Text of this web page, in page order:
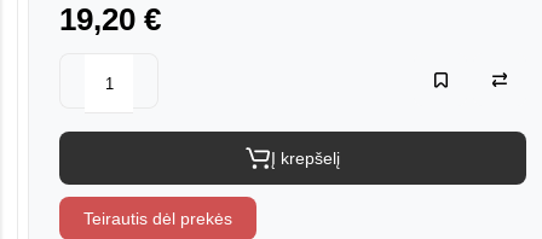
19,20 €
Į krepšelį
Teirautis dėl prekės